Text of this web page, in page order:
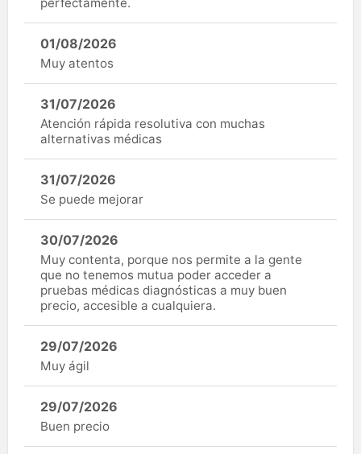
01/08/2026
Muy atentos
31/07/2026
Atención rápida resolutiva con muchas
alternativas médicas
31/07/2026
Se puede mejorar
30/07/2026
Muy contenta, porque nos permite a la gente
que no tenemos mutua poder acceder a
pruebas médicas diagnósticas a muy buen
precio, accesible a cualquiera.
29/07/2026
Muy ágil
29/07/2026
Buen precio